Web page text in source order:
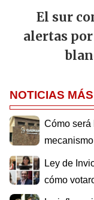
El sur
alertas
NOTICIAS
Cómo será
Ley de
cómo